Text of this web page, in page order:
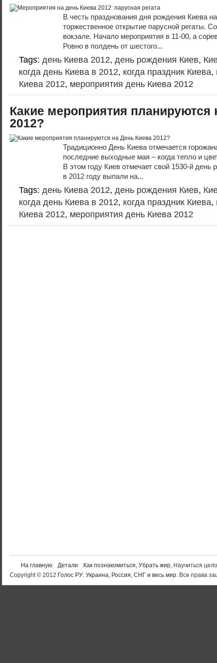
В честь празднования дня рождения Киева
торжественное открытие парусной регаты.
вокзале. Начало мероприятия в 11-00, а
Ровно в полдень от шестого...
Tags: день Киева 2012, день рождения Киев,
когда день Киева в 2012, когда праздник Киева,
Киева 2012, мероприятия день Киева 2012
Какие мероприятия планируются
2012?
Традиционно День Киева отмечается
последние выходные мая – когда тепло и
В этом году Киев отмечает свой 1530-й
в 2012 году выпали на...
Tags: день Киева 2012, день рождения Киев,
когда день Киева в 2012, когда праздник Киева,
Киева 2012, мероприятия день Киева 2012
На главную Детали Как познакомиться, Убрать жир, Научиться
Copyright © 2012 Голос РУ: Украина, Россия, СНГ и весь мир. Все права